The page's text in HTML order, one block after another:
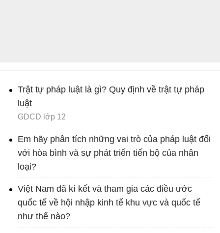
Trật tự pháp luật là gì? Quy định về trật tự pháp
luật
GDCD lớp 12
Em hãy phân tích những vai trò của pháp luật đối
với hòa bình và sự phát triển tiến bộ của nhân
loại?
Việt Nam đã kí kết và tham gia các điều ước
quốc tế về hội nhập kinh tế khu vực và quốc tế
như thế nào?